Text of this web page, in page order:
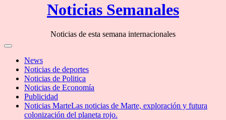
Noticias Semanales
Noticias de esta semana internacionales
Off
CanvasNews
Noticias de deportes
Noticias de Politica
Noticias de Economía
Publicidad
Noticias MarteLas noticias de Marte, exploración y futura
colonización del planeta rojo.